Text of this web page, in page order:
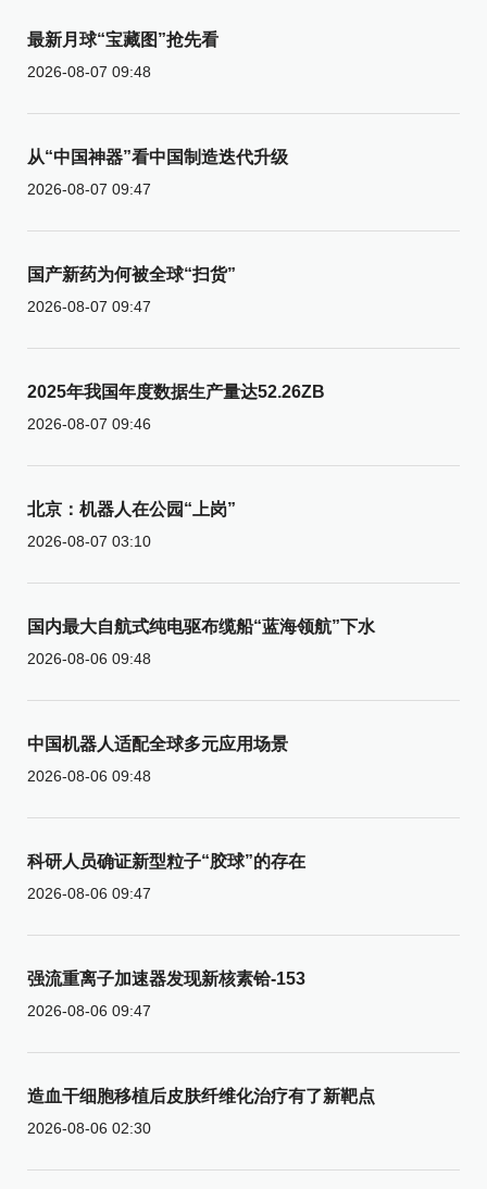
最新月球“宝藏图”抢先看
2026-08-07 09:48
从“中国神器”看中国制造迭代升级
2026-08-07 09:47
国产新药为何被全球“扫货”
2026-08-07 09:47
2025年我国年度数据生产量达52.26ZB
2026-08-07 09:46
北京：机器人在公园“上岗”
2026-08-07 03:10
国内最大自航式纯电驱布缆船“蓝海领航”下水
2026-08-06 09:48
中国机器人适配全球多元应用场景
2026-08-06 09:48
科研人员确证新型粒子“胶球”的存在
2026-08-06 09:47
强流重离子加速器发现新核素铪-153
2026-08-06 09:47
造血干细胞移植后皮肤纤维化治疗有了新靶点
2026-08-06 02:30